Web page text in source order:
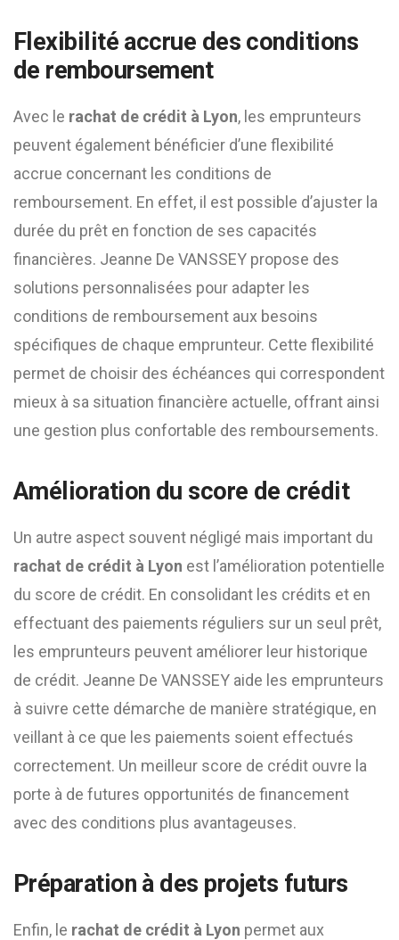
Flexibilité accrue des conditions
de remboursement
Avec le rachat de crédit à Lyon, les emprunteurs
peuvent également bénéficier d’une flexibilité
accrue concernant les conditions de
remboursement. En effet, il est possible d’ajuster la
durée du prêt en fonction de ses capacités
financières. Jeanne De VANSSEY propose des
solutions personnalisées pour adapter les
conditions de remboursement aux besoins
spécifiques de chaque emprunteur. Cette flexibilité
permet de choisir des échéances qui correspondent
mieux à sa situation financière actuelle, offrant ainsi
une gestion plus confortable des remboursements.
Amélioration du score de crédit
Un autre aspect souvent négligé mais important du
rachat de crédit à Lyon est l’amélioration potentielle
du score de crédit. En consolidant les crédits et en
effectuant des paiements réguliers sur un seul prêt,
les emprunteurs peuvent améliorer leur historique
de crédit. Jeanne De VANSSEY aide les emprunteurs
à suivre cette démarche de manière stratégique, en
veillant à ce que les paiements soient effectués
correctement. Un meilleur score de crédit ouvre la
porte à de futures opportunités de financement
avec des conditions plus avantageuses.
Préparation à des projets futurs
Enfin, le rachat de crédit à Lyon permet aux